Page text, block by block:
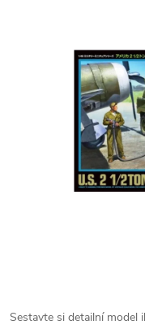
Sestavte si detailní model